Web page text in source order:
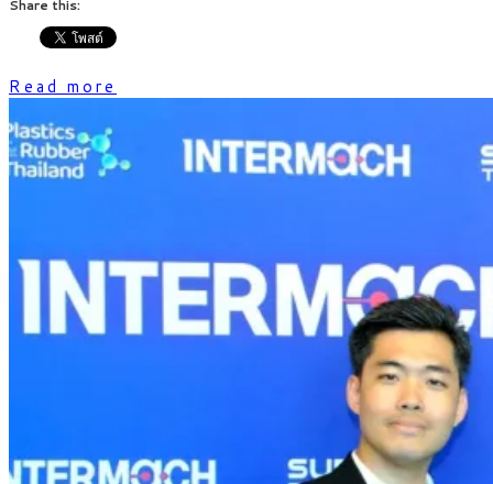
Share this:
Read more